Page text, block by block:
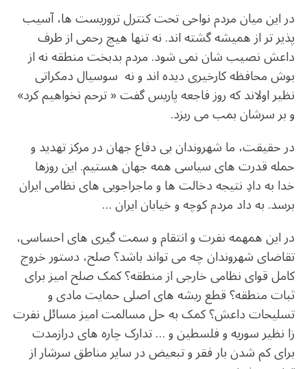
در این میان مردم نواحی تحت کنترل تروریست ها، آسیب
پذیر تر از همیشه گشته اند. نه تنها هیچ رحمی از طرف
داعش نصیب شان نمی شود. مردم بدبخت منطقه نه از
بوش محافظه کارخیری دیده اند و نه سوسیال دمکراتی
نظیر اولاند که روز فاجعه پاریس گفت « ترحم نخواهیم کرد»
و بر سرشان بمب می ریزد.
در حقیقت، ما شهروندان بی دفاع جهان در مرکز تهدید و
حمله قدرت های سیاسی همه جهان هستیم. این روزها
خدا به دادِ نتیجه دخالت ها و ماجراجویی های نظامی ایران
برسد. به داد مردم کوچه و خیابان ایران …
در این همهمه نفرت و انتقام و سمت گیری های احساسی،
تقاضای شهروندان چه می تواند باشد؟ صلح، دستور خروج
کامل قوای نظامی خارجی از منطقه؟ کمک صلح امیز برای
ثبات منطقه؟ قطع ریشه های اصلی حمایت مادی و
تسلیحات داعش؟ کمک به حل مسالمت امیز مسائل نفرت
زا نظیر سوریه و فلسطین و … تدارک چاره های درازمدت
برای کم شدن بار فقر و تبعیض در سایر مناطق سرشار از